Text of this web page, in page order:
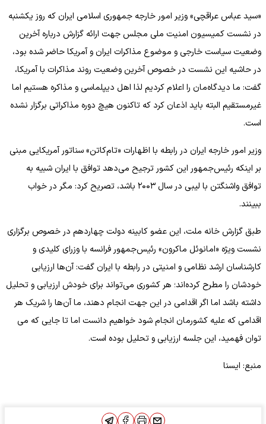
«سید عباس عراقچی» وزیر امور خارجه جمهوری اسلامی ایران که روز یکشنبه
در نشست کمیسیون امنیت ملی مجلس جهت ارائه گزارش درباره آخرین
وضعیت سیاست خارجی و موضوع مذاکرات ایران و آمریکا حاضر شده بود،
در حاشیه این نشست در خصوص آخرین وضعیت روند مذاکرات با آمریکا،
گفت: ما دیدگاه‌مان را اعلام کردیم لذا اهل دیپلماسی و مذاکره هستیم اما
غیرمستقیم البته باید اذعان کرد که تاکنون هیچ دوره مذاکراتی برگزار نشده
است.
وزیر امور خارجه ایران در رابطه با اظهارات «تام‌کاتن» سناتور آمریکایی مبنی
بر اینکه رئیس‌جمهور این کشور ترجیح می‌دهد توافق با ایران شبیه به
توافق واشنگتن با لیبی در سال ۲۰۰۳ باشد، تصریح کرد: مگر در خواب
ببینند.
طبق گزارش خانه ملت، این عضو کابینه دولت چهاردهم در خصوص برگزاری
نشست ویژه «امانوئل ماکرون» رئیس‌جمهور فرانسه با وزرای کلیدی و
کارشناسان ارشد نظامی و امنیتی در رابطه با ایران گفت: آن‌ها ارزیابی
خودشان را مطرح کرده‌اند؛ هر کشوری می‌تواند برای خودش ارزیابی و تحلیل
داشته باشد اما اگر اقدامی در این جهت انجام دهند، ما آن‌ها را شریک هر
اقدامی که علیه کشورمان انجام شود خواهیم دانست اما تا جایی که می
توان فهمید، این جلسه ارزیابی و تحلیل بوده است.
منبع: ایسنا